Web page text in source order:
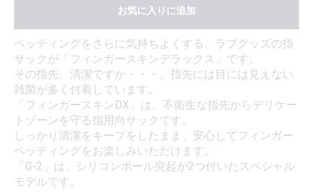
お気に入りに追加
ペッティングをさらに気持ちよくする、ラブグッズの指
サックが「フィンガースキンデラックス」です。
その指先、清潔ですか・・・。指先には目には見えない
雑菌が多く付着しています。
「フィンガースキンDX」は、不衛生な指先からデリケー
トゾーンを守る指用向サックです。
しっかり清潔をキープをしたまま、安心してフィンガー
ペッティングをお楽しみいただけます。
「G-2」は、シリコンボール突起が2つ付いたスペシャル
モデルです。